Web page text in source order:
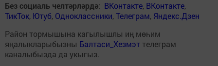
Без социаль челтәрләрдә: ВКонтакте, ВКонтакте,
ТикТок, Ютуб, Одноклассники,Телеграм, Яндекс.Дзен
Район тормышына кагылышлы иң мөһим
яңалыкларыбызны Балтаси_Хезмэт телеграм
каналыбызда да укыгыз.